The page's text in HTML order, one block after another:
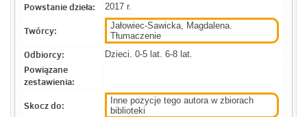
Powstanie dzieła: 2017 r.
Twórcy:
Jałowiec-Sawicka, Magdalena.
Tłumaczenie
Odbiorcy: Dzieci. 0-5 lat. 6-8 lat.
Powiązane
zestawienia:
Skocz do:
Inne pozycje tego autora w zbiorach
biblioteki